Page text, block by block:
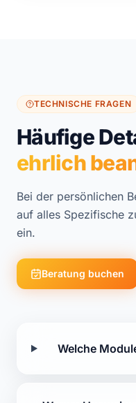
TECHNISCHE FRAGEN
Häufige
ehrlich
Bei der persönlichen
auf alles Spezifische
ein.
Beratung buchen
Welche